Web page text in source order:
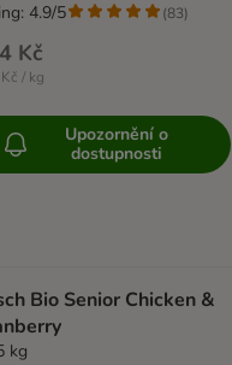
Kč
/ kg
4.9/5 (83)
Upozornění o
dostupnosti
Bio Senior Chicken &
kg